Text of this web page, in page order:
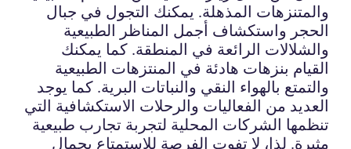
والمتنزهات المذهلة. يمكنك التجول في جبال
الحجر واستكشاف أجمل المناظر الطبيعية
والشلالات الرائعة في المنطقة. كما يمكنك
القيام بنزهات هادئة في المنتزهات الطبيعية
والتمتع بالهواء النقي والنباتات البرية. كما يوجد
العديد من الفعاليات والرحلات الاستكشافية التي
تنظمها الشركات المحلية لتجربة تجارب طبيعية
مثيرة. لذا، لا تفوت الفرصة للاستمتاع بجمال